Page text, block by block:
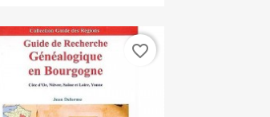
favorite_border